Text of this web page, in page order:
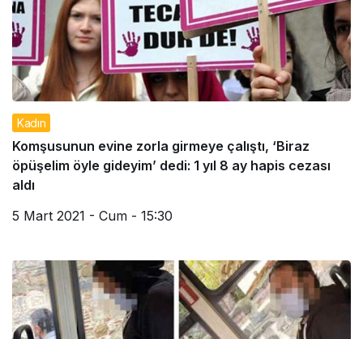
Kadın
Komşusunun evine zorla girmeye çalıştı, ‘Biraz
öpüşelim öyle gideyim’ dedi: 1 yıl 8 ay hapis cezası
aldı
5 Mart 2021 - Cum - 15:30